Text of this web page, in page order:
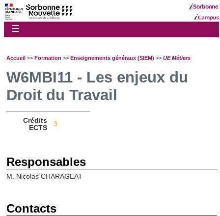
☰
Accueil >> Formation >> Enseignements généraux (SIEM) >> UE Métiers
W6MBI11 - Les enjeux du
Droit du Travail
Crédits
ECTS
3
Responsables
M. Nicolas CHARAGEAT
Contacts